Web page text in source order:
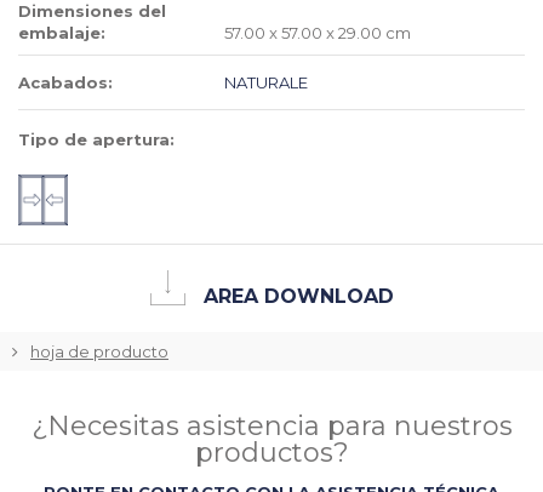
Dimensiones del
embalaje:
57.00 x 57.00 x 29.00 cm
Acabados: NATURALE
Tipo de apertura:
AREA DOWNLOAD
hoja de producto
¿Necesitas asistencia para nuestros
productos?